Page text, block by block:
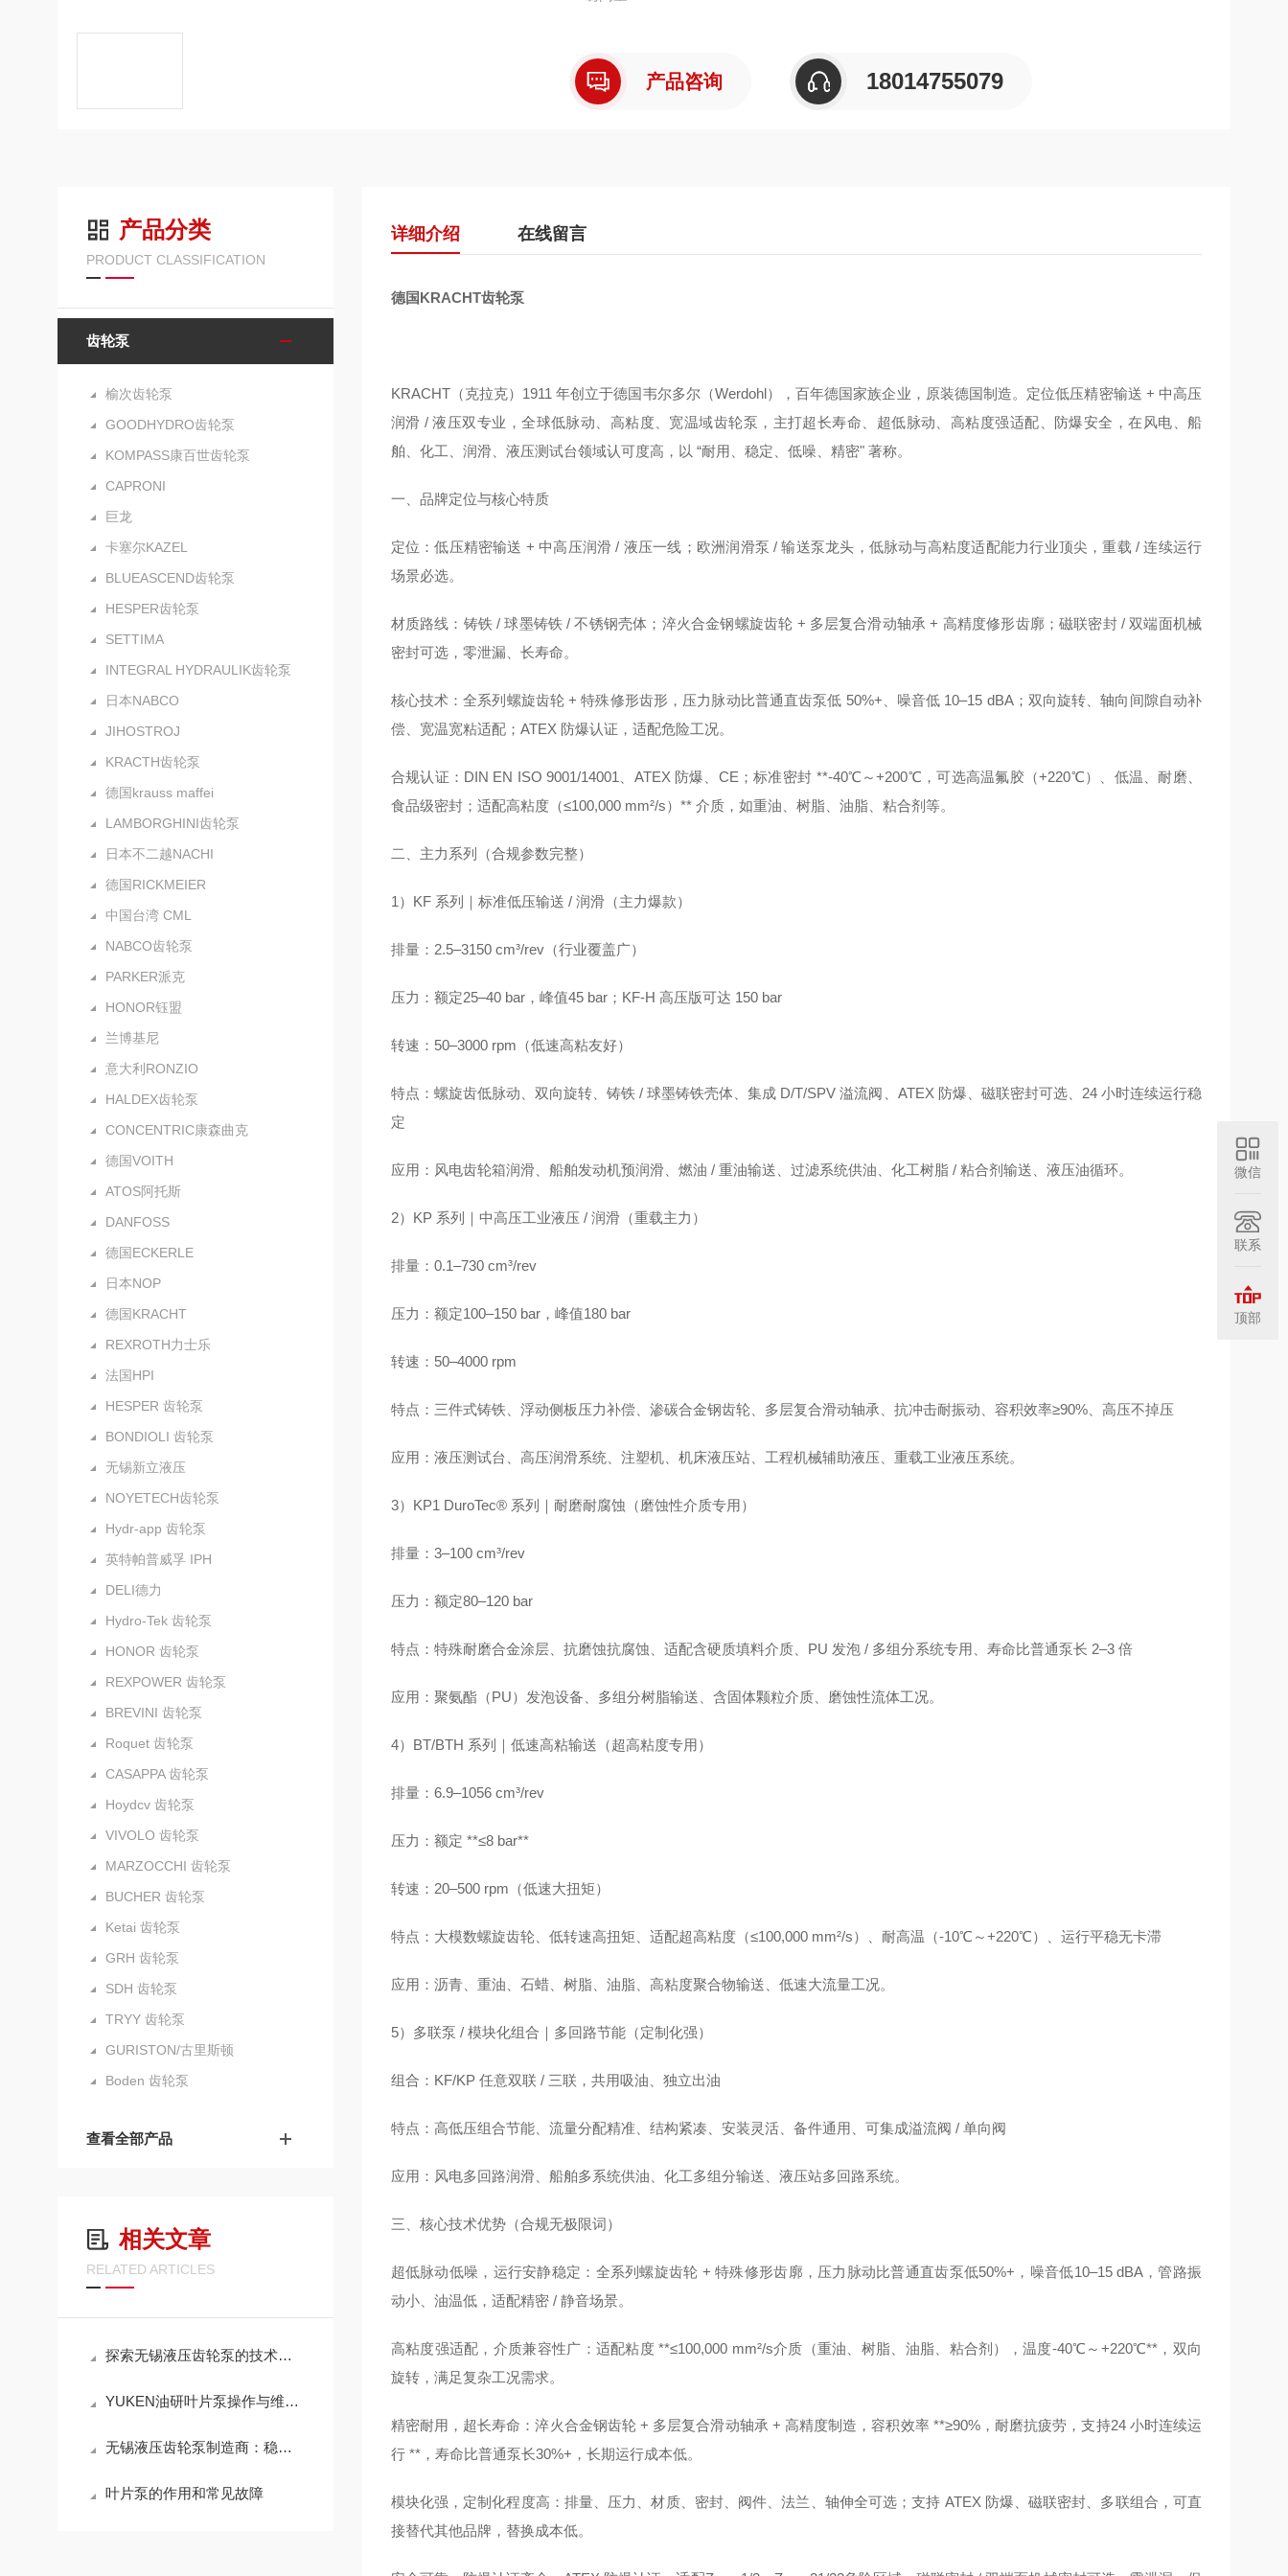
产品咨询 18014755079
产品分类
PRODUCT CLASSIFICATION
齿轮泵
榆次齿轮泵
GOODHYDRO齿轮泵
KOMPASS康百世齿轮泵
CAPRONI
巨龙
卡塞尔KAZEL
BLUEASCEND齿轮泵
HESPER齿轮泵
SETTIMA
INTEGRAL HYDRAULIK齿轮泵
日本NABCO
JIHOSTROJ
KRACTH齿轮泵
德国krauss maffei
LAMBORGHINI齿轮泵
日本不二越NACHI
德国RICKMEIER
中国台湾 CML
NABCO齿轮泵
PARKER派克
HONOR钰盟
兰博基尼
意大利RONZIO
HALDEX齿轮泵
CONCENTRIC康森曲克
德国VOITH
ATOS阿托斯
DANFOSS
德国ECKERLE
日本NOP
德国KRACHT
REXROTH力士乐
法国HPI
HESPER 齿轮泵
BONDIOLI 齿轮泵
无锡新立液压
NOYETECH齿轮泵
Hydr-app 齿轮泵
英特帕普威孚 IPH
DELI德力
Hydro-Tek 齿轮泵
HONOR 齿轮泵
REXPOWER 齿轮泵
BREVINI 齿轮泵
Roquet 齿轮泵
CASAPPA 齿轮泵
Hoydcv 齿轮泵
VIVOLO 齿轮泵
MARZOCCHI 齿轮泵
BUCHER 齿轮泵
Ketai 齿轮泵
GRH 齿轮泵
SDH 齿轮泵
TRYY 齿轮泵
GURISTON/古里斯顿
Boden 齿轮泵
查看全部产品
相关文章
RELATED ARTICLES
探索无锡液压齿轮泵的技术优势：耐用、节能、高效，领行业新标准
YUKEN油研叶片泵操作与维护：安装调试、压力调节与日常检查
无锡液压齿轮泵制造商：稳定性能，高效传动，助力工业升级
叶片泵的作用和常见故障
详细介绍 在线留言
德国KRACHT齿轮泵
KRACHT（克拉克）1911 年创立于德国韦尔多尔（Werdohl），百年德国家族企业，原装德国制造。定位低压精密输送 + 中高压
润滑 / 液压双专业，全球低脉动、高粘度、宽温域齿轮泵，主打超长寿命、超低脉动、高粘度强适配、防爆安全，在风电、船
舶、化工、润滑、液压测试台领域认可度高，以 “耐用、稳定、低噪、精密" 著称。
一、品牌定位与核心特质
定位：低压精密输送 + 中高压润滑 / 液压一线；欧洲润滑泵 / 输送泵龙头，低脉动与高粘度适配能力行业顶尖，重载 / 连续运行
场景必选。
材质路线：铸铁 / 球墨铸铁 / 不锈钢壳体；淬火合金钢螺旋齿轮 + 多层复合滑动轴承 + 高精度修形齿廓；磁联密封 / 双端面机械
密封可选，零泄漏、长寿命。
核心技术：全系列螺旋齿轮 + 特殊修形齿形，压力脉动比普通直齿泵低 50%+、噪音低 10–15 dBA；双向旋转、轴向间隙自动补
偿、宽温宽粘适配；ATEX 防爆认证，适配危险工况。
合规认证：DIN EN ISO 9001/14001、ATEX 防爆、CE；标准密封 **‑40℃～+200℃，可选高温氟胶（+220℃）、低温、耐磨、
食品级密封；适配高粘度（≤100,000 mm²/s）** 介质，如重油、树脂、油脂、粘合剂等。
二、主力系列（合规参数完整）
1）KF 系列｜标准低压输送 / 润滑（主力爆款）
排量：2.5–3150 cm³/rev（行业覆盖广）
压力：额定25–40 bar，峰值45 bar；KF‑H 高压版可达 150 bar
转速：50–3000 rpm（低速高粘友好）
特点：螺旋齿低脉动、双向旋转、铸铁 / 球墨铸铁壳体、集成 D/T/SPV 溢流阀、ATEX 防爆、磁联密封可选、24 小时连续运行稳
定
应用：风电齿轮箱润滑、船舶发动机预润滑、燃油 / 重油输送、过滤系统供油、化工树脂 / 粘合剂输送、液压油循环。
2）KP 系列｜中高压工业液压 / 润滑（重载主力）
排量：0.1–730 cm³/rev
压力：额定100–150 bar，峰值180 bar
转速：50–4000 rpm
特点：三件式铸铁、浮动侧板压力补偿、渗碳合金钢齿轮、多层复合滑动轴承、抗冲击耐振动、容积效率≥90%、高压不掉压
应用：液压测试台、高压润滑系统、注塑机、机床液压站、工程机械辅助液压、重载工业液压系统。
3）KP1 DuroTec® 系列｜耐磨耐腐蚀（磨蚀性介质专用）
排量：3–100 cm³/rev
压力：额定80–120 bar
特点：特殊耐磨合金涂层、抗磨蚀抗腐蚀、适配含硬质填料介质、PU 发泡 / 多组分系统专用、寿命比普通泵长 2–3 倍
应用：聚氨酯（PU）发泡设备、多组分树脂输送、含固体颗粒介质、磨蚀性流体工况。
4）BT/BTH 系列｜低速高粘输送（超高粘度专用）
排量：6.9–1056 cm³/rev
压力：额定 **≤8 bar**
转速：20–500 rpm（低速大扭矩）
特点：大模数螺旋齿轮、低转速高扭矩、适配超高粘度（≤100,000 mm²/s）、耐高温（‑10℃～+220℃）、运行平稳无卡滞
应用：沥青、重油、石蜡、树脂、油脂、高粘度聚合物输送、低速大流量工况。
5）多联泵 / 模块化组合｜多回路节能（定制化强）
组合：KF/KP 任意双联 / 三联，共用吸油、独立出油
特点：高低压组合节能、流量分配精准、结构紧凑、安装灵活、备件通用、可集成溢流阀 / 单向阀
应用：风电多回路润滑、船舶多系统供油、化工多组分输送、液压站多回路系统。
三、核心技术优势（合规无极限词）
超低脉动低噪，运行安静稳定：全系列螺旋齿轮 + 特殊修形齿廓，压力脉动比普通直齿泵低50%+，噪音低10–15 dBA，管路振
动小、油温低，适配精密 / 静音场景。
高粘度强适配，介质兼容性广：适配粘度 **≤100,000 mm²/s介质（重油、树脂、油脂、粘合剂），温度‑40℃～+220℃**，双向
旋转，满足复杂工况需求。
精密耐用，超长寿命：淬火合金钢齿轮 + 多层复合滑动轴承 + 高精度制造，容积效率 **≥90%，耐磨抗疲劳，支持24 小时连续运
行 **，寿命比普通泵长30%+，长期运行成本低。
模块化强，定制化程度高：排量、压力、材质、密封、阀件、法兰、轴伸全可选；支持 ATEX 防爆、磁联密封、多联组合，可直
接替代其他品牌，替换成本低。
微信
联系
顶部